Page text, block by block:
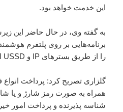
این خدمت خواهد بود.
به گفته وی، در حال حاضر این
را از طریق بسترهای IP و USSD ارائه کند.
گلزاری تصریح کرد: پرداخت
همراه به صورت رمز شارژ و یا
شناسه پذیرنده و پرداخت امور